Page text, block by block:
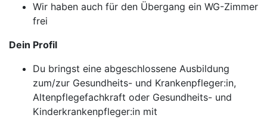
Wir haben auch für den Übergang ein WG-Zimmer
frei
Dein Profil
Du bringst eine abgeschlossene Ausbildung
zum/zur Gesundheits- und Krankenpfleger:in,
Altenpflegefachkraft oder Gesundheits- und
Kinderkrankenpfleger:in mit